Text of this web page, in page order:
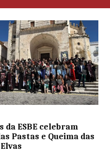
da ESBE celebram
Pastas e Queima das